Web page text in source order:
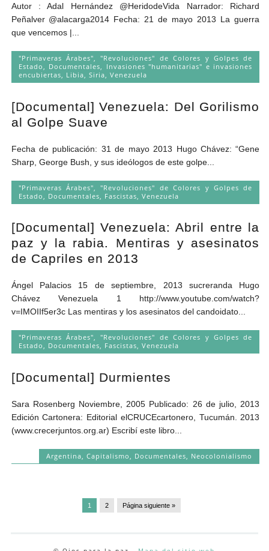
Autor : Adal Hernández @HeridodeVida Narrador: Richard
Peñalver @alacarga2014 Fecha: 21 de mayo 2013 La guerra
que vencemos |...
"Primaveras Árabes", "Revoluciones" de Colores y Golpes de
Estado
Documentales
Invasiones "humanitarias" e invasiones
encubiertas
Libia Siria Venezuela
[Documental] Venezuela: Del Gorilismo
al Golpe Suave
Fecha de publicación: 31 de mayo 2013 Hugo Chávez: “Gene
Sharp, George Bush, y sus ideólogos de este golpe...
"Primaveras Árabes", "Revoluciones" de Colores y Golpes de
Estado
Documentales Fascistas Venezuela
[Documental] Venezuela: Abril entre la
paz y la rabia. Mentiras y asesinatos
de Capriles en 2013
Ángel Palacios 15 de septiembre, 2013 sucreranda Hugo
Chávez Venezuela 1 http://www.youtube.com/watch?
v=IMOIIf5er3c Las mentiras y los asesinatos del candoidato...
"Primaveras Árabes", "Revoluciones" de Colores y Golpes de
Estado
Documentales Fascistas Venezuela
[Documental] Durmientes
Sara Rosenberg Noviembre, 2005 Publicado: 26 de julio, 2013
Edición Cartonera: Editorial elCRUCEcartonero, Tucumán. 2013
(www.crecerjuntos.org.ar) Escribí este libro...
Argentina ,Capitalismo Documentales Neocolonialismo
1 2 Página siguiente »